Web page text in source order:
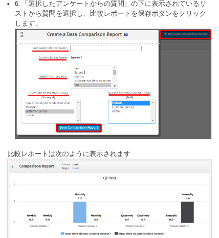
6. 「選択したアンケートからの質問」の下に表示されているリ
ストから質問を選択し、比較レポートを保存ボタンをクリック
します。
比較レポートは次のように表示されます